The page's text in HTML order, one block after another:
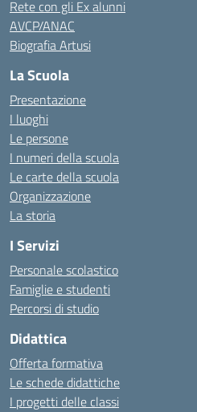
Rete con gli Ex alunni
AVCP/ANAC
Biografia Artusi
La Scuola
Presentazione
I luoghi
Le persone
I numeri della scuola
Le carte della scuola
Organizzazione
La storia
I Servizi
Personale scolastico
Famiglie e studenti
Percorsi di studio
Didattica
Offerta formativa
Le schede didattiche
I progetti delle classi